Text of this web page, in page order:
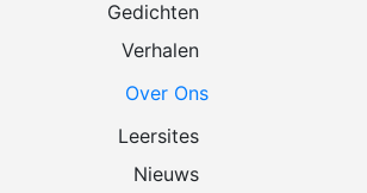
Gedichten
Verhalen
Over Ons
Leersites
Nieuws